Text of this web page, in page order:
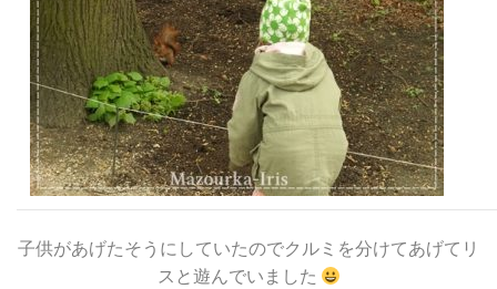
子供があげたそうにしていたのでクルミを分けてあげてリ
スと遊んでいました